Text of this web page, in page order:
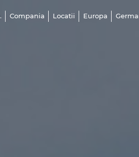
Compania Locatii Europa